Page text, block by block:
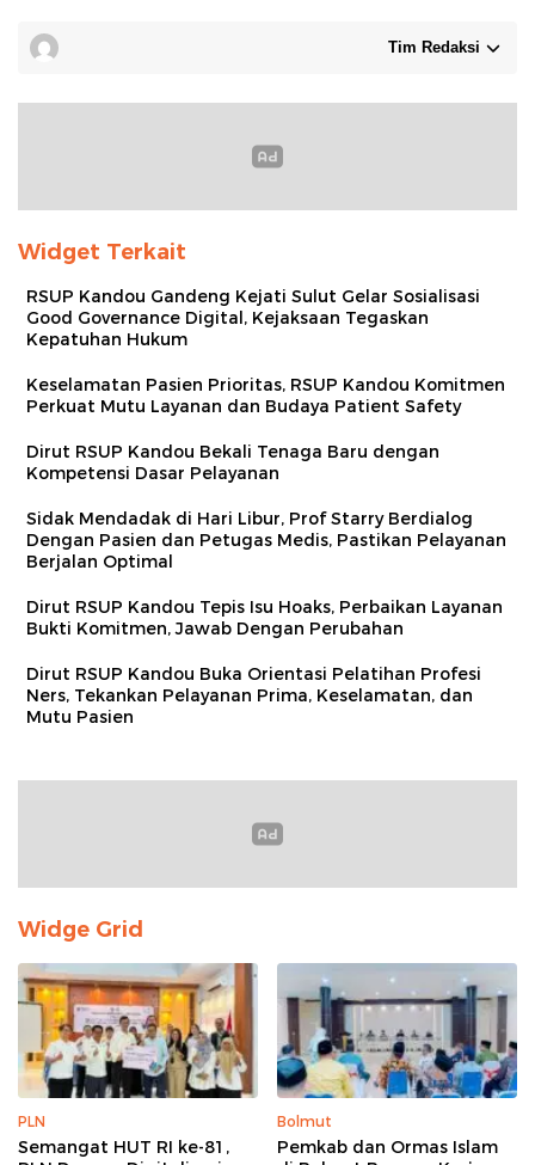
Tim Redaksi
Widget Terkait
RSUP Kandou Gandeng Kejati Sulut Gelar Sosialisasi
Good Governance Digital, Kejaksaan Tegaskan
Kepatuhan Hukum
Keselamatan Pasien Prioritas, RSUP Kandou Komitmen
Perkuat Mutu Layanan dan Budaya Patient Safety
Dirut RSUP Kandou Bekali Tenaga Baru dengan
Kompetensi Dasar Pelayanan
Sidak Mendadak di Hari Libur, Prof Starry Berdialog
Dengan Pasien dan Petugas Medis, Pastikan Pelayanan
Berjalan Optimal
Dirut RSUP Kandou Tepis Isu Hoaks, Perbaikan Layanan
Bukti Komitmen, Jawab Dengan Perubahan
Dirut RSUP Kandou Buka Orientasi Pelatihan Profesi
Ners, Tekankan Pelayanan Prima, Keselamatan, dan
Mutu Pasien
Widge Grid
PLN
Semangat HUT RI ke-81,
Bolmut
Pemkab dan Ormas Islam